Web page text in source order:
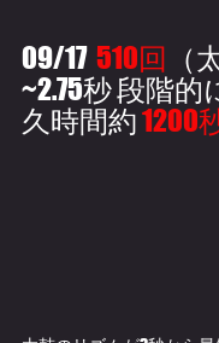
09/17 510回 （
~2.75秒 段階的
久時間約 1200